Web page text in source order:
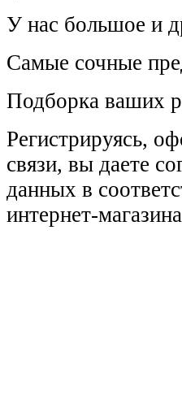
У нас большое и
Самые сочные
Подборка ваших
Регистрируясь,
связи, вы даете
данных в
интернет-